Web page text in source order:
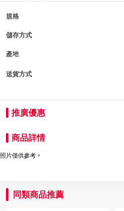
規格
儲存方式
產地
送貨方式
推廣優惠
商品詳情
照片僅供參考。
同類商品推薦